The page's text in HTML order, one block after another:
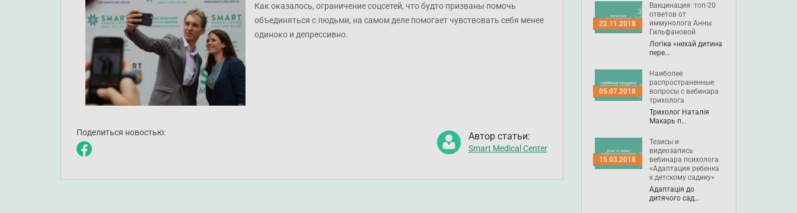
Как оказалось, ограничение соцсетей, что будто призваны помочь
объединяться с людьми, на самом деле помогает чувствовать себя менее
одиноко и депрессивно.
Поделиться новостью: Автор статьи:
Smart Medical Center
22.11.2018
Вакцинация: топ-20
ответов от
иммунолога Анны
Гильфановой
Логіка «нехай дитина
пере…
05.07.2018
Наиболее
распространенные
вопросы с вебинара
трихолога
Трихолог Наталія
Макарь п…
15.03.2018
Тезисы и
видеозапись
вебинара психолога
«Адаптация ребенка
к детскому садику»
Адаптація до
дитячого сад…